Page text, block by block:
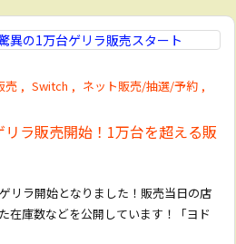
売 , Switch , ネット販売/抽選/予約 ,
ラ販売開始！1万台を超える販
リラ開始となりました！販売当日の店
在庫数などを公開しています！「ヨド